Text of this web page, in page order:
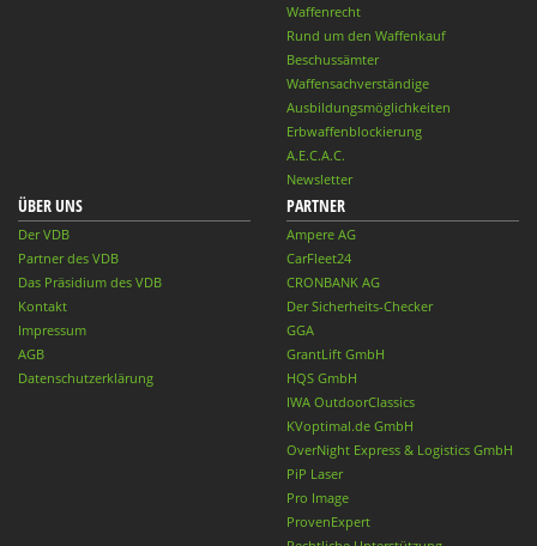
Waffenrecht
Rund um den Waffenkauf
Beschussämter
Waffensachverständige
Ausbildungsmöglichkeiten
Erbwaffenblockierung
A.E.C.A.C.
Newsletter
ÜBER UNS
Der VDB
Partner des VDB
Das Präsidium des VDB
Kontakt
Impressum
AGB
Datenschutzerklärung
PARTNER
Ampere AG
CarFleet24
CRONBANK AG
Der Sicherheits-Checker
GGA
GrantLift GmbH
HQS GmbH
IWA OutdoorClassics
KVoptimal.de GmbH
OverNight Express & Logistics GmbH
PiP Laser
Pro Image
ProvenExpert